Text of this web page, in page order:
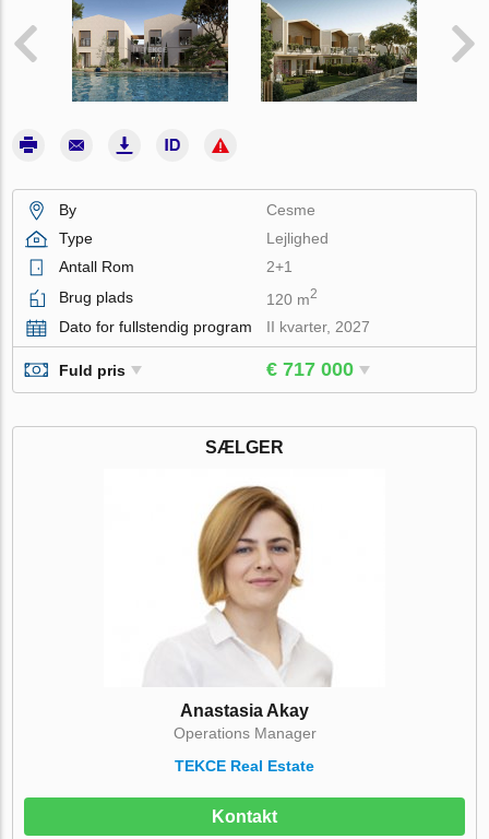
By
Cesme
Type
Lejlighed
Antall Rom
2+1
Brug plads
120 m2
Dato for fullstendig program II kvarter, 2027
Fuld pris € 717 000
SÆLGER
Anastasia Akay
Operations Manager
TEKCE Real Estate
Kontakt